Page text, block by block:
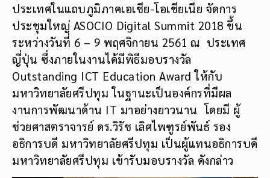
ประเทศในแถบภูมิภาคเอเชีย-โอเชียเนีย จัดการ
ประชุมใหญ่ ASOCIO Digital Summit​ 2018 ขึ้น
ระหว่างวันที่ 6 – 9 พฤศจิกายน 2561 ณ ประเทศ
ญี่ปุ่น ซึ่งภายในงานได้มีพิธีมอบรางวัล
Outstanding ICT Education Award ให้กับ
มหาวิทยาลัยศรีปทุม ในฐานะเป็นองค์กรที่มีผล
งานการพัฒนาด้าน IT มาอย่างยาวนาน โดยมี ผู้
ช่วยศาสตราจารย์ ดร.วิรัช เลิศไพฑูรย์พันธ์ รอง
อธิการบดี มหาวิทยาลัยศรีปทุม เป็นผู้แทนอธิการบดี
มหาวิทยาลัยศรีปทุม เข้ารับมอบรางวัล ดังกล่าว